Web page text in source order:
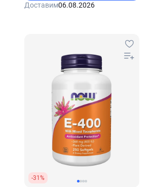
Доставим06.08.2026
-31%